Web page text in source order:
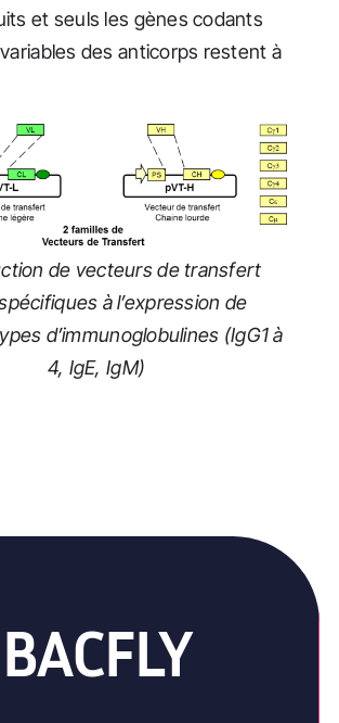
et seuls les gènes codants
des anticorps restent à
de vecteurs de transfert
à l’expression de
d’immunoglobulines (IgG1 à
4, IgE, IgM)
BACFLY